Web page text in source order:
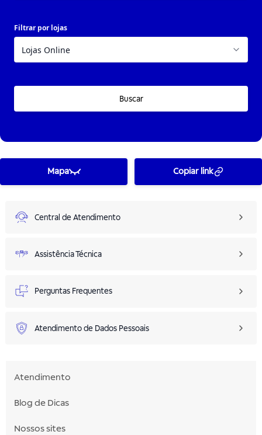
Filtrar por lojas
Buscar
Mapa Copiar link
Central de Atendimento
Assistência Técnica
Perguntas Frequentes
Atendimento de Dados Pessoais
Atendimento
Blog de Dicas
Nossos sites